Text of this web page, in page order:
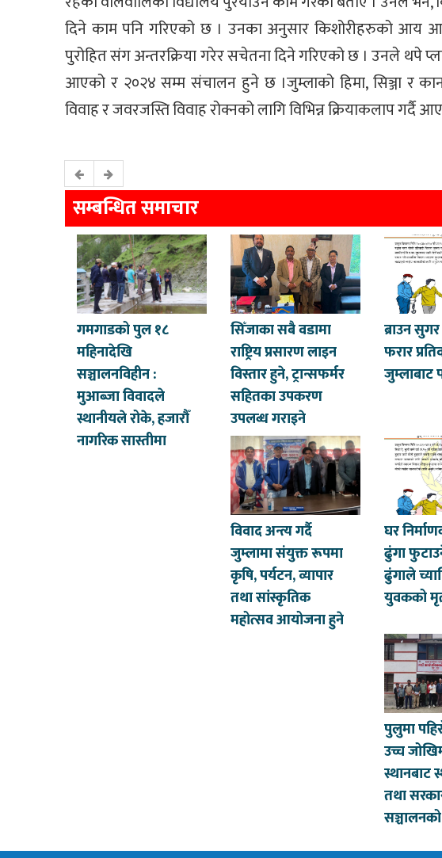
दिने काम पनि गरिएको छ । उनका अनुसार किशोरीहरुको आय
पुरोहित संग अन्तरक्रिया गरेर सचेतना दिने गरिएको छ । उनले थपे
आएको र २०२४ सम्म संचालन हुने छ ।जुम्लाको हिमा, सिञ्जा र
विवाह र जवरजस्ति विवाह रोक्नको लागि विभिन्न क्रियाकलाप गर्दै
सम्बन्धित समाचार
गमगाडको पुल १८
महिनादेखि
सञ्चालनविहीन :
मुआब्जा विवादले
स्थानीयले रोके, हजारौँ
नागरिक सास्तीमा
सिँजाका सबै वडामा
राष्ट्रिय प्रसारण लाइन
विस्तार हुने, ट्रान्सफर्मर
सहितका उपकरण
उपलब्ध गराइने
ब्राउन
फरार
जुम्लाबाट
विवाद अन्त्य गर्दै
जुम्लामा संयुक्त रूपमा
कृषि, पर्यटन, व्यापार
तथा सांस्कृतिक
महोत्सव आयोजना हुने
घर
ढुंगा
ढुंगाले
युवकको
पुलुमा
उच्च
स्थानबाट
तथा